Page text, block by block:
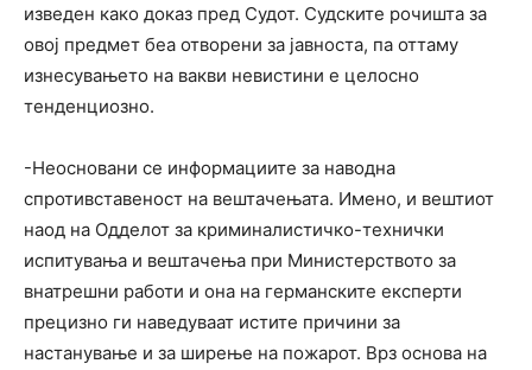
изведен како доказ пред Судот. Судските рочишта за
овој предмет беа отворени за јавноста, па оттаму
изнесувањето на вакви невистини е целосно
тенденциозно.
-Неосновани се информациите за наводна
спротивставеност на вештачењата. Имено, и вештиот
наод на Одделот за криминалистичко-технички
испитувања и вештачења при Министерството за
внатрешни работи и она на германските експерти
прецизно ги наведуваат истите причини за
настанување и за ширење на пожарот. Врз основа на